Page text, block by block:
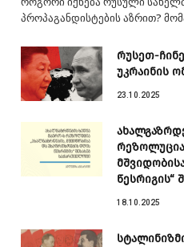
პროპაგანდისტების აზრით?
რუსეთ-
უკრაინის
23.10.2025
რეზოლუცია
წესრიგის“
18.10.2025